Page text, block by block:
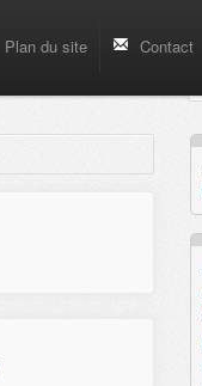
Plan du site Contact